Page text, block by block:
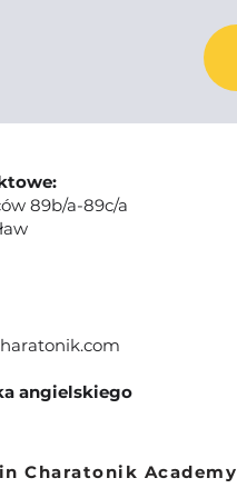
89b/a-89c/a
angielskiego
Charatonik Academy